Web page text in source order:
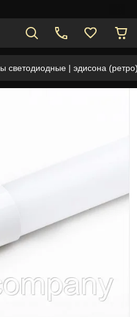
светодиодные | эдисона